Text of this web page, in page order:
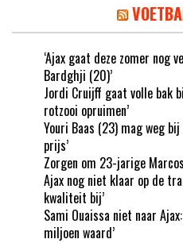
‘Ajax gaat deze zomer nog
Bardghji (20)’
Jordi Cruijff gaat volle bak
rotzooi opruimen’
Youri Baas (23) mag weg
prijs’
Zorgen om 23-jarige
Ajax nog niet klaar op de
kwaliteit bij’
Sami Ouaissa niet naar
miljoen waard’